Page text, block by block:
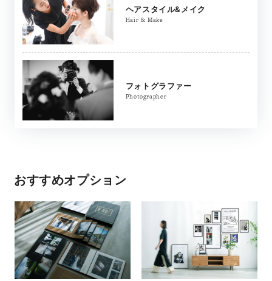
ヘアスタイル&メイク
Hair & Make
フォトグラファー
Photographer
おすすめオプション